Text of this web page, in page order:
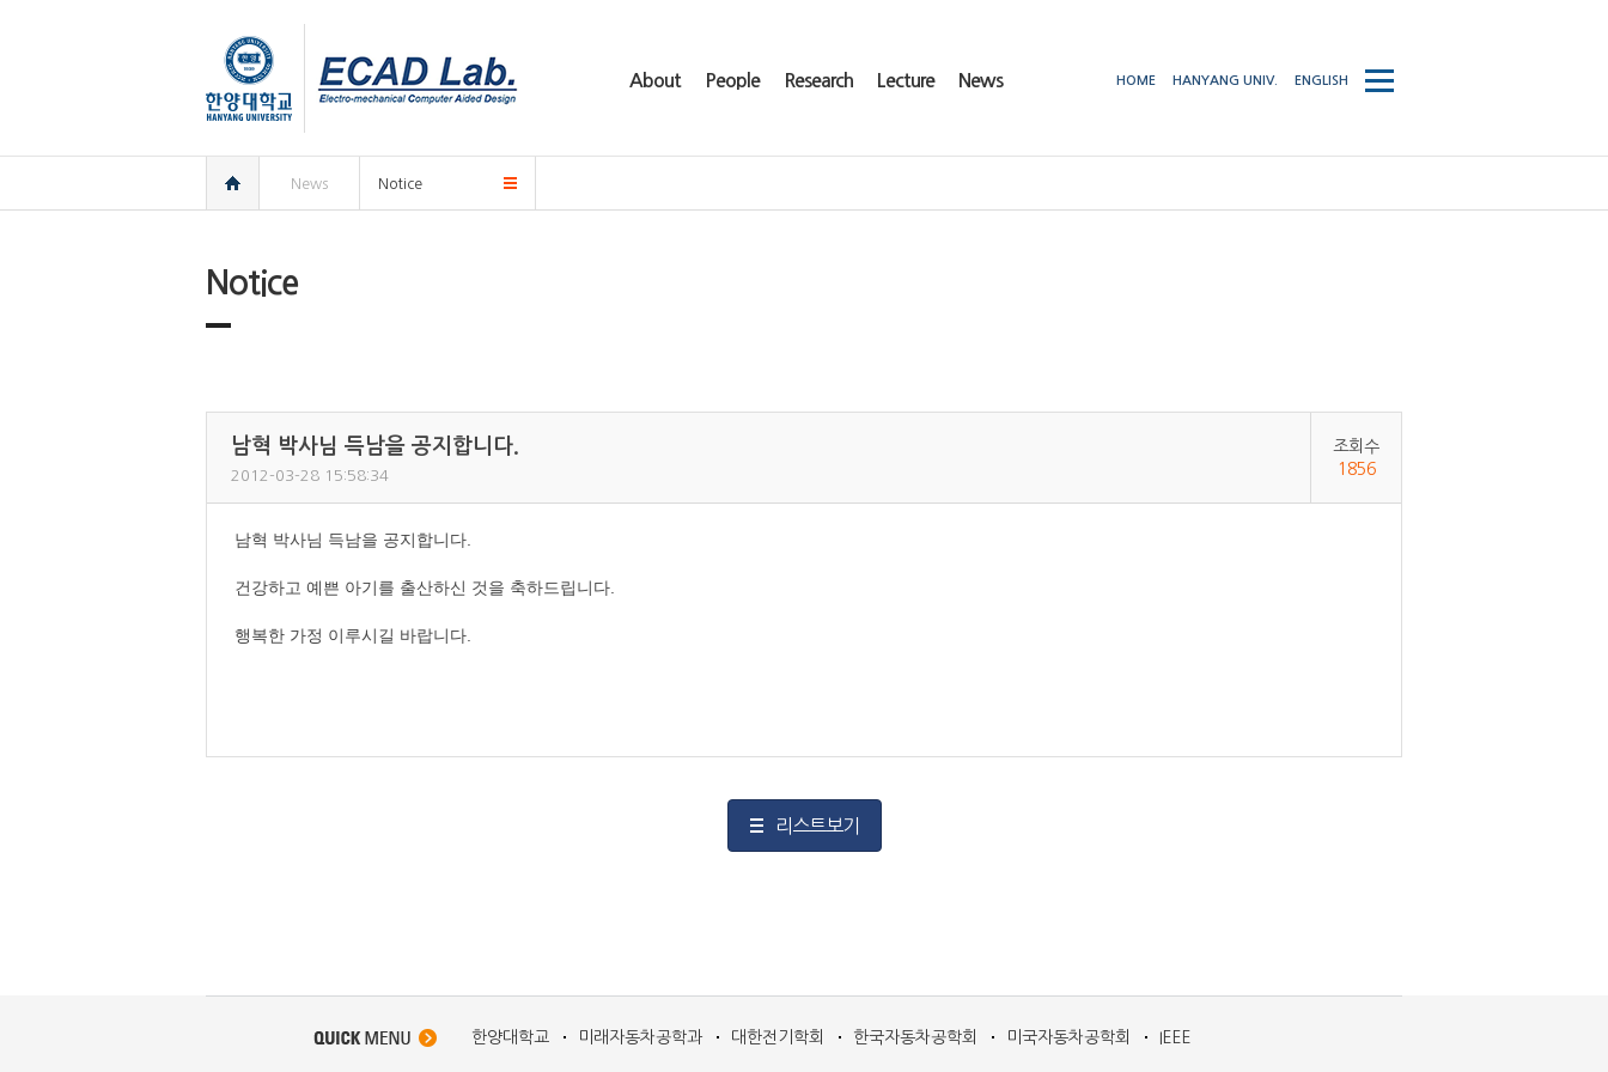
한양대학교
ECAD
About People Research Lecture News HOME HANYANG UNIV. ENGLISH
사이트맵
열기/
News Notice
Notice
남혁 박사님 득남을 공지합니다.
2012-03-28 15:58:34
조회수
1856
남혁 박사님 득남을 공지합니다.
건강하고 예쁜 아기를 출산하신 것을 축하드립니다.
행복한 가정 이루시길 바랍니다.
리스트보기
한양대학교 미래자동차공학과 대한전기학회 한국자동차공학회 미국자동차공학회 IEEE